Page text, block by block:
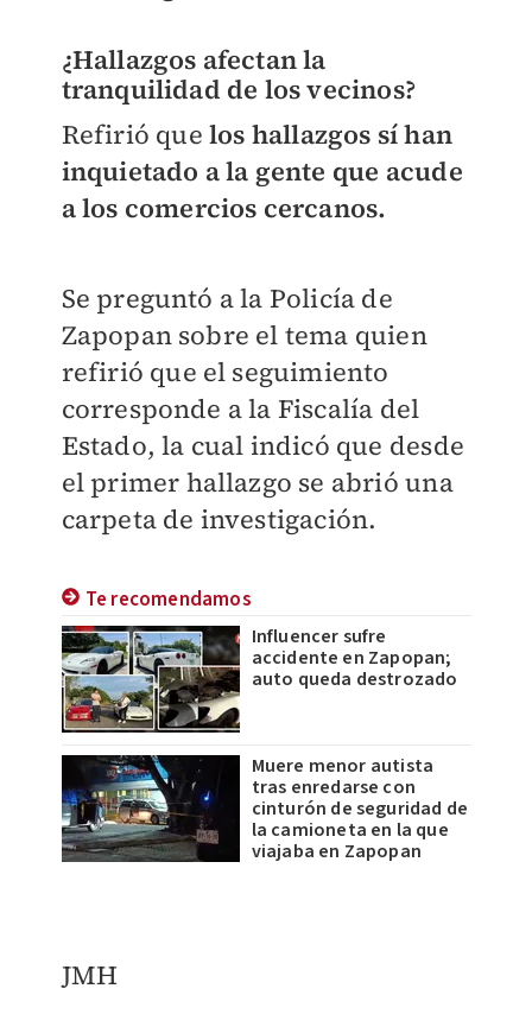
¿Hallazgos afectan la
tranquilidad de los vecinos?
Refirió que los hallazgos sí han
inquietado a la gente que acude
a los comercios cercanos.
Se preguntó a la Policía de
Zapopan sobre el tema quien
refirió que el seguimiento
corresponde a la Fiscalía del
Estado, la cual indicó que desde
el primer hallazgo se abrió una
carpeta de investigación.
Te recomendamos
Influencer sufre
accidente en Zapopan;
auto queda destrozado
Muere menor autista
tras enredarse con
cinturón de seguridad de
la camioneta en la que
viajaba en Zapopan
JMH